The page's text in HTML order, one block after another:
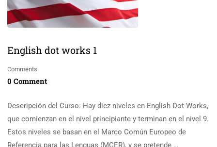
English dot works 1
Comments
0 Comment
Descripción del Curso: Hay diez niveles en English Dot Works,
que comienzan en el nivel principiante y terminan en el nivel 9.
Estos niveles se basan en el Marco Común Europeo de
Referencia para las Lenguas (MCER), y se pretende …